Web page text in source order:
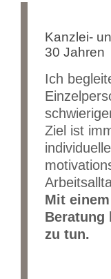
Kanzlei-
30 Jahren
Ich
Ziel ist
Mit
Beratung
zu tun.